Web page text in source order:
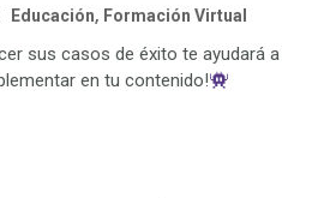
Educación, Formación Virtual
sus casos de éxito te ayudará a
en tu contenido!